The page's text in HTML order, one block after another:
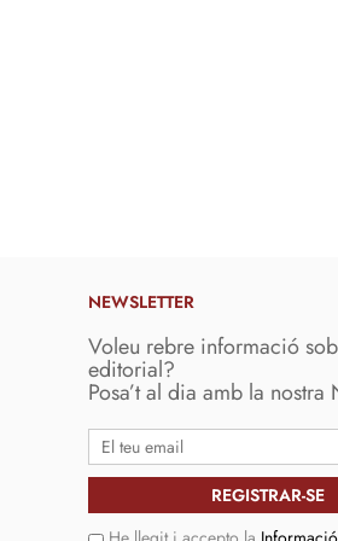
NEWSLETTER
Voleu rebre informació
editorial?
Posa’t al dia amb la nostra